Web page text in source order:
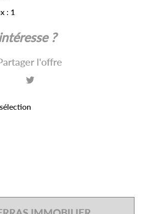
: 1
(84600)
?
l'offre